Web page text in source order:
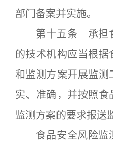
部门备案并实施。
第十五条 承担食
的技术机构应当根据
和监测方案开展监测
实、准确，并按照食
监测方案的要求报送
食品安全风险监